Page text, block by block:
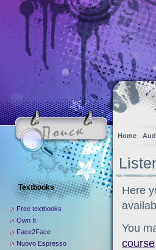
Home
Here
You
course
Textbooks
Free textbooks
Own It
Face2Face
Nuovo Espresso